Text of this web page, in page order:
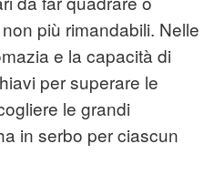
più rimandabili. Nelle
e la capacità di
per superare le
le grandi
in serbo per ciascun